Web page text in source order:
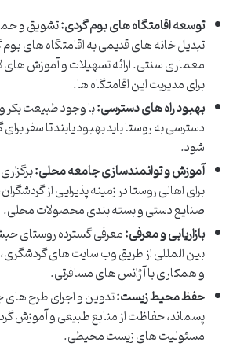
توسعه اقامتگاه های بوم گردی:تشویق و
تبدیل خانه های قدیمی به اقامتگاه های
معماری سنتی. ارائه تسهیلات و آموزش های
برای مدیریت این اقامتگاه ها.
بهبود راه های دسترسی:با وجود طبیعت بکر
دسترسی به روستا باید بهبود یابند تا سفر
شود.
آموزش و توانمندسازی جامعه محلی:
برای اهالی روستا در زمینه پذیرایی از
صنایع دستی و بسته بندی محصولات محلی.
بازاریابی و معرفی:معرفی گسترده روستای
بین المللی از طریق وب سایت های
و همکاری با آژانس های مسافرتی.
حفظ محیط زیست:تدوین و اجرای طرح های
پسماند، حفاظت از منابع طبیعی و آموزش
مسئولیت های زیست محیطی.